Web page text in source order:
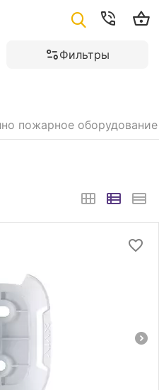
Фильтры
пожарное оборудование